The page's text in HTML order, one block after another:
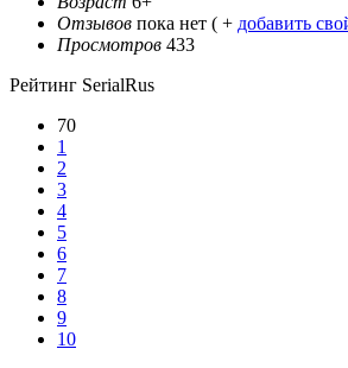
Отзывов пока нет ( + добавить
Просмотров 433
Рейтинг SerialRus
70
1
2
3
4
5
6
7
8
9
10